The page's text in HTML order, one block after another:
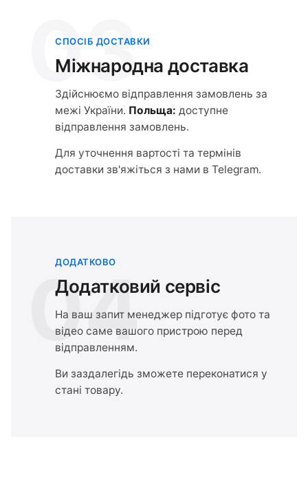
03
СПОСІБ ДОСТАВКИ
Міжнародна доставка
Здійснюємо відправлення замовлень за
межі України. Польща: доступне
відправлення замовлень.
Для уточнення вартості та термінів
доставки зв'яжіться з нами в Telegram.
04
ДОДАТКОВО
Додатковий сервіс
На ваш запит менеджер підготує фото та
відео саме вашого пристрою перед
відправленням.
Ви заздалегідь зможете переконатися у
стані товару.